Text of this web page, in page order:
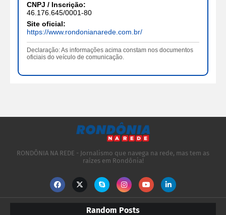
CNPJ / Inscrição:
46.176.645/0001-80
Site oficial:
https://www.rondonianarede.com.br/
Declaração: As informações acima constam nos documentos
oficiais do veículo de comunicação.
RONDÔNIA NA REDE - Jornalismo que navega na rede, mas tem as
raízes em Rondônia!
Random Posts